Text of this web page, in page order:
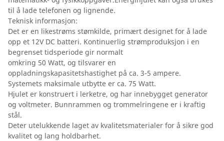
til å lade telefonen og lignende.
Teknisk informasjon:
Det er en likestrøms stømkilde, primært designet for å lade
opp et 12V DC batteri. Kontinuerlig strømproduksjon i en
begrenset tidsperiode gir normalt
omkring 50 Watt, og tilsvarer en
oppladningskapasitetshastighet på ca. 3-5 ampere.
Systemets maksimale utbytte er ca. 75 Watt.
Hjulet er konstruert i lerketre, og har innebygget generator
og voltmeter. Bunnrammen og trommelringene er i kraftig
stål.
Deter utelukkende laget av kvalitetsmaterialer for å sikre god
kvalitet og lang holdbarhet.